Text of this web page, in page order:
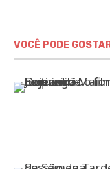
VOCÊ PODE